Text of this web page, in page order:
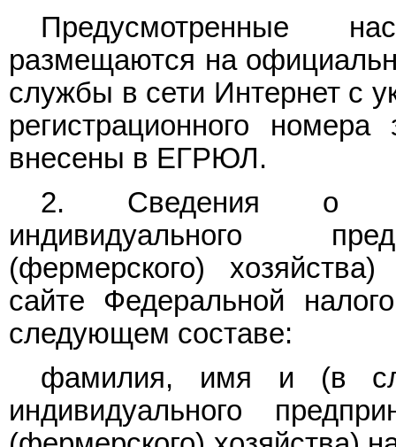
Предусмотренные
размещаются на
службы в сети Интернет с
регистрационного
внесены в ЕГРЮЛ.
2. Сведения о
индивидуального
(фермерского)
сайте Федеральной
следующем составе:
фамилия, имя и (в
индивидуального